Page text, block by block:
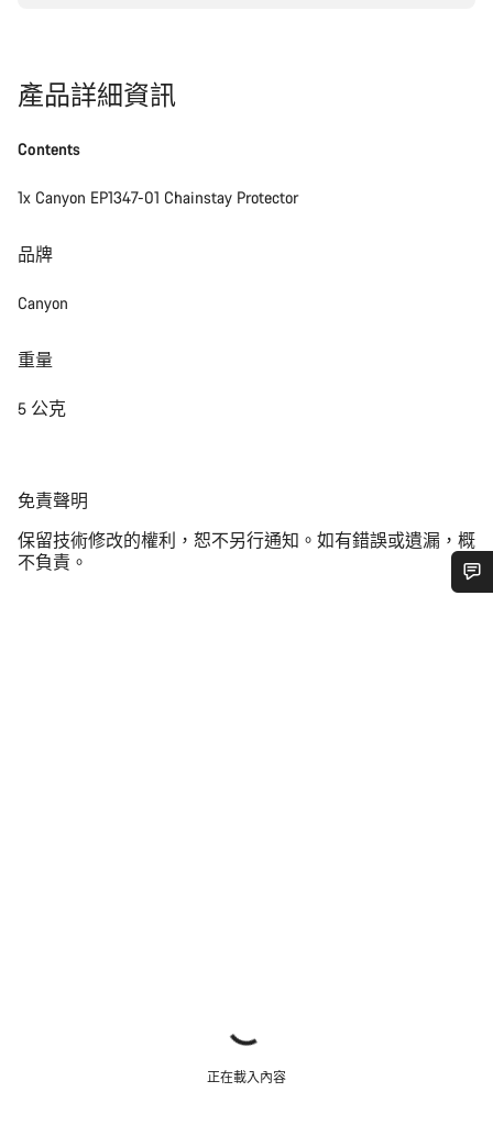
產品詳細資訊
Contents
1x Canyon EP1347-01 Chainstay Protector
品牌
Canyon
重量
5 公克
免
聲
明
免責聲明
保留技術修改的權利，恕不另行通知。如有錯誤或遺漏，概
不負責。
正在載入內容